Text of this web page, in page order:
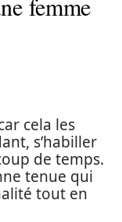
femme
cela les
s’habiller
de temps.
tenue qui
tout en